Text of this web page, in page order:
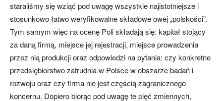
staraliśmy się wziąć pod uwagę wszystkie najistotniejsze i
stosunkowo łatwo weryfikowalne składowe owej „polskości”.
Tym samym więc na ocenę Poli składają się: kapitał stojący
za daną firmą, miejsce jej rejestracji, miejsce prowadzenia
przez nią produkcji oraz odpowiedzi na pytania: czy konkretne
przedsiębiorstwo zatrudnia w Polsce w obszarze badań i
rozwoju oraz czy firma nie jest częścią zagranicznego
koncernu. Dopiero biorąc pod uwagę te pięć zmiennych,